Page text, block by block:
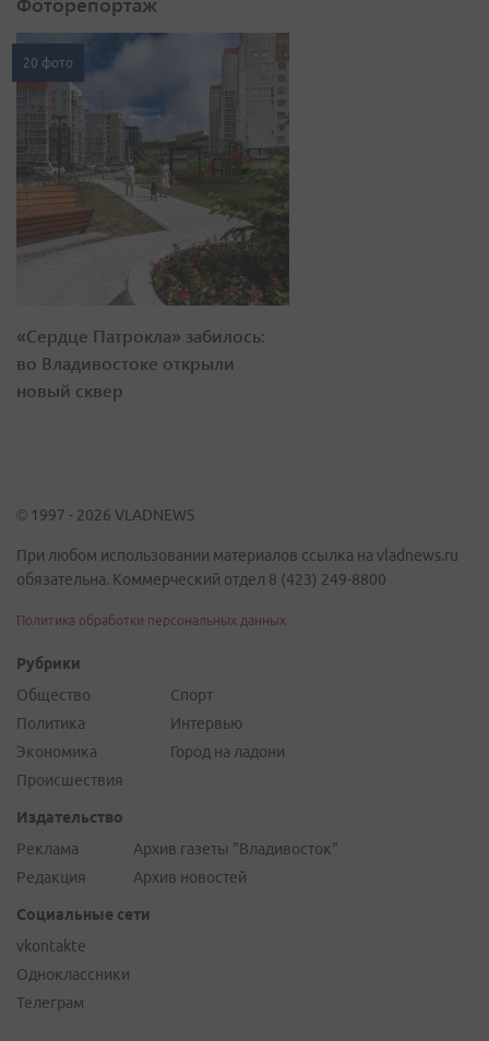
20 фото
«Сердце Патрокла» забилось:
во Владивостоке открыли
новый сквер
© 1997 - 2026 VLADNEWS
При любом использовании материалов ссылка на vladnews.ru
обязательна. Коммерческий отдел 8 (423) 249-8800
Политика обработки персональных данных
Рубрики
Общество
Политика
Экономика
Происшествия
Спорт
Интервью
Город на ладони
Издательство
Реклама
Редакция
Архив газеты "Владивосток"
Архив новостей
Социальные сети
vkontakte
Одноклассники
Телеграм